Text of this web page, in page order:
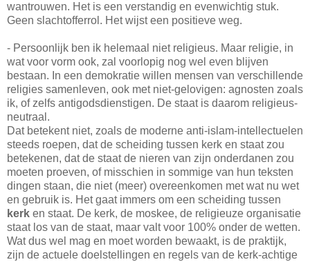
wantrouwen. Het is een verstandig en evenwichtig stuk.
Geen slachtofferrol. Het wijst een positieve weg.
- Persoonlijk ben ik helemaal niet religieus. Maar religie, in
wat voor vorm ook, zal voorlopig nog wel even blijven
bestaan. In een demokratie willen mensen van verschillende
religies samenleven, ook met niet-gelovigen: agnosten zoals
ik, of zelfs antigodsdienstigen. De staat is daarom religieus-
neutraal.
Dat betekent niet, zoals de moderne anti-islam-intellectuelen
steeds roepen, dat de scheiding tussen kerk en staat zou
betekenen, dat de staat de nieren van zijn onderdanen zou
moeten proeven, of misschien in sommige van hun teksten
dingen staan, die niet (meer) overeenkomen met wat nu wet
en gebruik is. Het gaat immers om een scheiding tussen
kerk en staat. De kerk, de moskee, de religieuze organisatie
staat los van de staat, maar valt voor 100% onder de wetten.
Wat dus wel mag en moet worden bewaakt, is de praktijk,
zijn de actuele doelstellingen en regels van de kerk-achtige